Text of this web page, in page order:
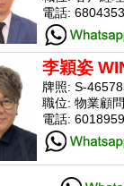
電話:
李穎姿
牌照: S-
職位: 物業顧問
電話: